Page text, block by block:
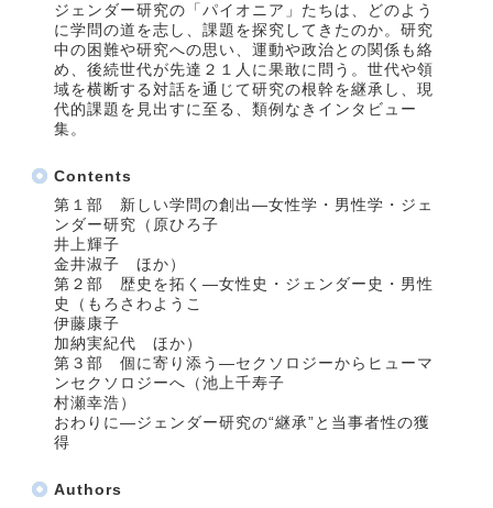
ジェンダー研究の「パイオニア」たちは、どのよう
に学問の道を志し、課題を探究してきたのか。研究
中の困難や研究への思い、運動や政治との関係も絡
め、後続世代が先達２１人に果敢に問う。世代や領
域を横断する対話を通じて研究の根幹を継承し、現
代的課題を見出すに至る、類例なきインタビュー
集。
Contents
第１部 新しい学問の創出―女性学・男性学・ジェ
ンダー研究（原ひろ子
井上輝子
金井淑子 ほか）
第２部 歴史を拓く―女性史・ジェンダー史・男性
史（もろさわようこ
伊藤康子
加納実紀代 ほか）
第３部 個に寄り添う―セクソロジーからヒューマ
ンセクソロジーへ（池上千寿子
村瀬幸浩）
おわりに―ジェンダー研究の“継承”と当事者性の獲
得
Authors